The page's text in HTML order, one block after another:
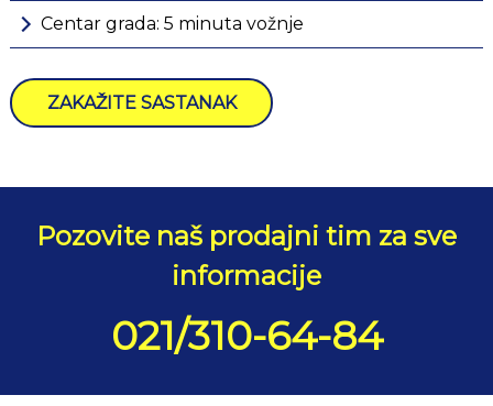
Centar grada: 5 minuta vožnje
ZAKAŽITE SASTANAK
Pozovite naš prodajni tim za sve
informacije
021/310-64-84